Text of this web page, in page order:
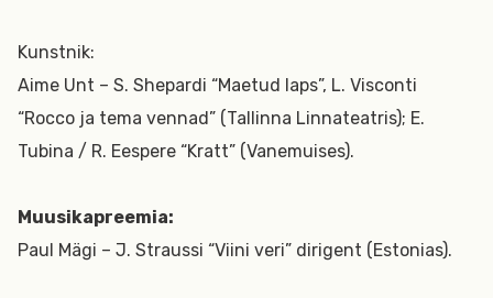
Kunstnik:
Aime Unt – S. Shepardi “Maetud laps”, L. Visconti
“Rocco ja tema vennad” (Tallinna Linnateatris); E.
Tubina / R. Eespere “Kratt” (Vanemuises).
Muusikapreemia:
Paul Mägi – J. Straussi “Viini veri” dirigent (Estonias).